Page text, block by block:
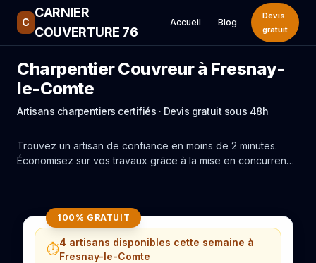
C
CARNIER
COUVERTURE 76
Accueil Blog
Devis
gratuit
Charpentier Couvreur à Fresnay-
le-Comte
Artisans charpentiers certifiés · Devis gratuit sous 48h
Trouvez un artisan de confiance en moins de 2 minutes.
Économisez sur vos travaux grâce à la mise en concurrence
100% GRATUIT
⏱️4 artisans disponibles cette semaine à
Fresnay-le-Comte